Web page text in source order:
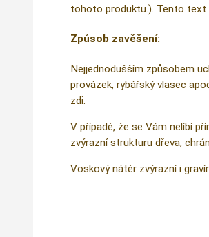
tohoto produktu.). Tento text
Způsob zavěšení:
Nejjednodušším způsobem
provázek, rybářský vlasec
zdi.
V případě, že se Vám nelíbí
zvýrazní strukturu dřeva,
Voskový nátěr zvýrazní i